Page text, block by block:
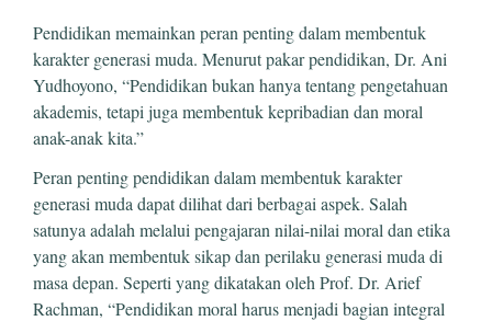
Pendidikan memainkan peran penting dalam membentuk
karakter generasi muda. Menurut pakar pendidikan, Dr. Ani
Yudhoyono, “Pendidikan bukan hanya tentang pengetahuan
akademis, tetapi juga membentuk kepribadian dan moral
anak-anak kita.”
Peran penting pendidikan dalam membentuk karakter
generasi muda dapat dilihat dari berbagai aspek. Salah
satunya adalah melalui pengajaran nilai-nilai moral dan etika
yang akan membentuk sikap dan perilaku generasi muda di
masa depan. Seperti yang dikatakan oleh Prof. Dr. Arief
Rachman, “Pendidikan moral harus menjadi bagian integral